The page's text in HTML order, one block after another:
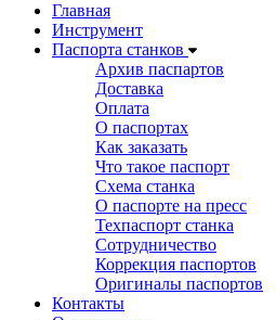
Главная
Инструмент
Паспорта станков
Архив паспартов
Доставка
Оплата
О паспортах
Как заказать
Что такое паспорт
Схема станка
О паспорте на пресс
Техпаспорт станка
Сотрудничество
Коррекция паспортов
Оригиналы паспортов
Контакты